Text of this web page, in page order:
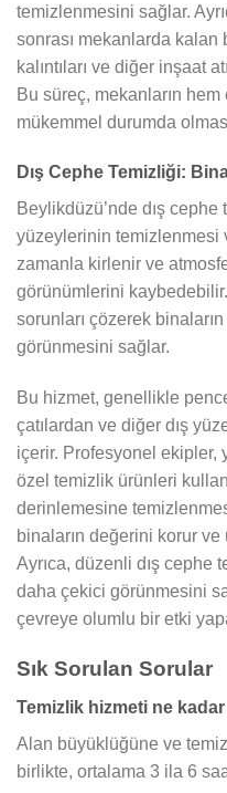
temizlenmesini sağlar.
sonrası mekanlarda kalan
kalıntıları ve diğer inşaat
Bu süreç, mekanların
mükemmel durumda
Dış Cephe Temizliği:
Beylikdüzü’nde dış cephe
yüzeylerinin temizlenmesi
zamanla kirlenir ve
görünümlerini
sorunları çözerek
görünmesini sağlar.
Bu hizmet, genellikle
çatılardan ve diğer dış
içerir. Profesyonel ekipler,
özel temizlik ürünleri
derinlemesine
binaların değerini korur ve
Ayrıca, düzenli dış cephe
daha çekici görünmesini
çevreye olumlu bir etki
Sık Sorulan Sorular
Temizlik hizmeti ne
Alan büyüklüğüne ve
birlikte, ortalama 3 ila 6